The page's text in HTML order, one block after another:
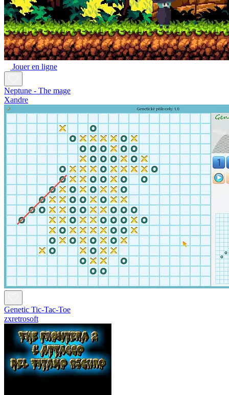
Jouer en ligne
Neptune - The mage
Xandre
Genetic Tic-Tac-Toe
zxretrosoft